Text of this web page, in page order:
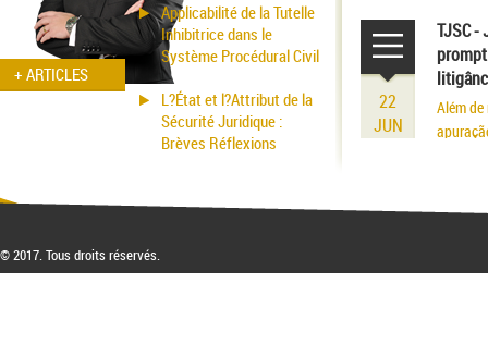
+ ARTICLES
Applicabilité de la Tutelle
Inhibitrice dans le
Système Procédural Civil
L?État et l?Attribut de la
Sécurité Juridique :
Brèves Réflexions
22
JUN
TJSC -
Além
© 2017. Tous droits réservés.